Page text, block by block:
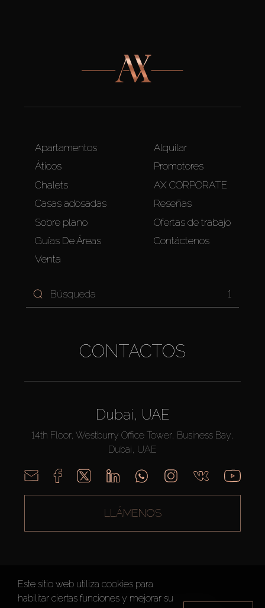
Apartamentos
Áticos
Chalets
Casas adosadas
Sobre plano
Guías De Áreas
Venta
Alquilar
Promotores
AX CORPORATE
Reseñas
Ofertas de trabajo
Contáctenos
1
CONTACTOS
Dubai, UAE
14th Floor, Westburry Office Tower, Business Bay,
Dubai, UAE
LLÁMENOS
AX CAPITAL ©2026 Todos los derechos reservados
Este sitio web utiliza cookies para
habilitar ciertas funciones y mejorar su